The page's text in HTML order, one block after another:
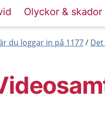
Olyckor & skador
du loggar in på 1177